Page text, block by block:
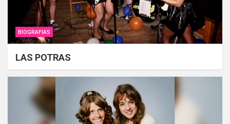
BIOGRAFIAS
LAS POTRAS